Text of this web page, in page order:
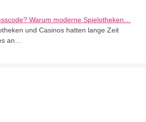
Warum moderne Spielotheken…
und Casinos hatten lange Zeit
an…